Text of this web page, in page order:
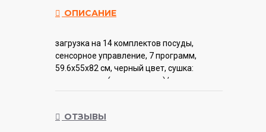
ОПИСАНИЕ
загрузка на 14 комплектов посуды,
сенсорное управление, 7 программ,
59.6x55x82 см, черный цвет, сушка:
стандартная (конденсация)/с
ОТЗЫВЫ